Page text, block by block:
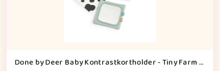
Done by Deer Baby Kontrastkortholder - Tiny Farm - Grøn